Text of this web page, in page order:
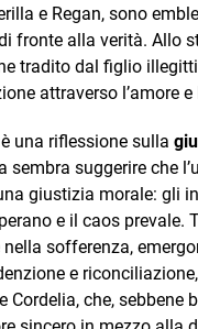
e Regan, sono
fronte alla verità. Allo
tradito dal figlio
attraverso l’amore
una riflessione sulla
sembra suggerire che
giustizia morale: gli
e il caos prevale.
sofferenza,
e
Cordelia, che, sebbene